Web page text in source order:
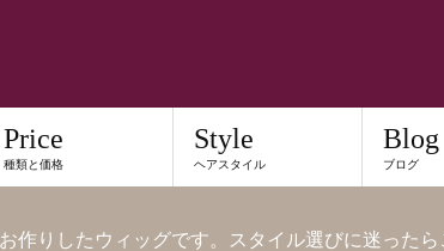
Price
種類と価格
Style
ヘアスタイル
Blog
ブログ
作りしたウィッグです。スタイル選びに迷った